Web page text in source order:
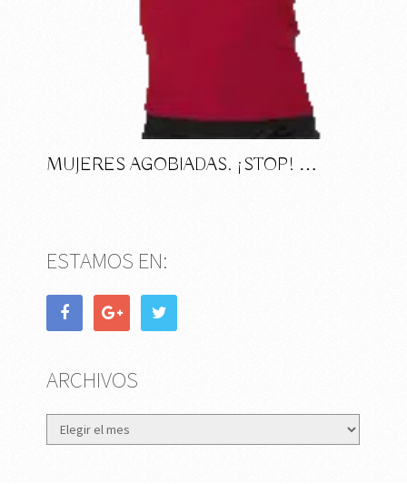
MUJERES AGOBIADAS. ¡STOP! …
ESTAMOS EN:
ARCHIVOS
Archivos